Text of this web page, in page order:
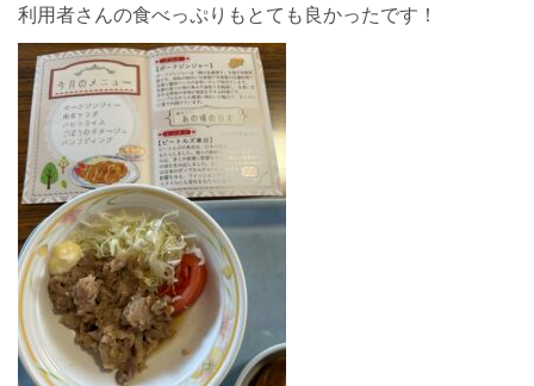
利用者さんの食べっぷりもとても良かったです！